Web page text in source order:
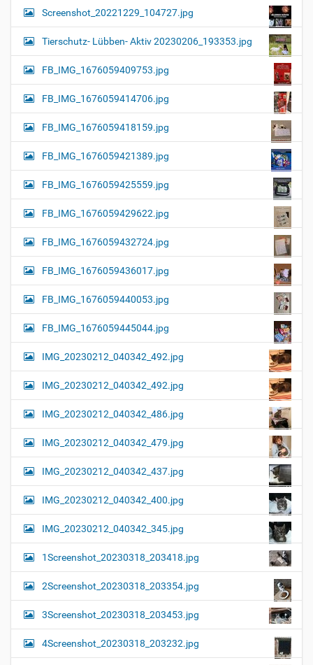
Screenshot_20221229_104727.jpg
Tierschutz- Lübben- Aktiv 20230206_193353.jpg
FB_IMG_1676059409753.jpg
FB_IMG_1676059414706.jpg
FB_IMG_1676059418159.jpg
FB_IMG_1676059421389.jpg
FB_IMG_1676059425559.jpg
FB_IMG_1676059429622.jpg
FB_IMG_1676059432724.jpg
FB_IMG_1676059436017.jpg
FB_IMG_1676059440053.jpg
FB_IMG_1676059445044.jpg
IMG_20230212_040342_492.jpg
IMG_20230212_040342_492.jpg
IMG_20230212_040342_486.jpg
IMG_20230212_040342_479.jpg
IMG_20230212_040342_437.jpg
IMG_20230212_040342_400.jpg
IMG_20230212_040342_345.jpg
1Screenshot_20230318_203418.jpg
2Screenshot_20230318_203354.jpg
3Screenshot_20230318_203453.jpg
4Screenshot_20230318_203232.jpg